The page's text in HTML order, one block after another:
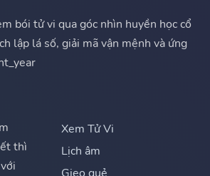
bói tử vi qua góc nhìn huyền học cổ
lập lá số, giải mã vận mệnh và ứng
thì
Xem Tử Vi
Lịch âm